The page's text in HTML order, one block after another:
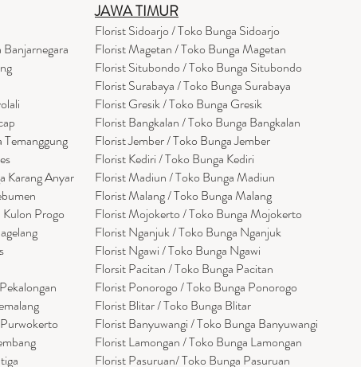
Karang Anyar
Progo
JAWA TIMUR
Florist Sidoarjo / Toko Bunga Sidoarjo
Florist Magetan / Toko Bunga Magetan
Florist Situbondo / Toko Bunga Situbondo
Florist Surabaya / Toko Bunga Surabaya
Florist Gresik / Toko Bunga Gresik
FloristBangkalan / Toko Bunga Bangkalan
Florist Jember / Toko Bunga Jember
Florist Kediri / Toko Bunga Kediri
Florist Madiun / Toko Bunga Madiun
Florist Malang / Toko Bunga Malang
Florist Mojokerto / Toko Bunga Mojokerto
Florist Nganjuk / Toko Bunga Nganjuk
Florist Ngawi /Toko Bunga Ngawi
Florsit Pacitan / Toko Bunga Pacitan
Florist Ponorogo / Toko Bunga Ponorogo
Florist Blitar / Toko Bunga Blitar
Florist Banyuwangi / Toko Bunga Banyuwangi
Florist Lamongan / Toko Bunga Lamongan
Florist Pasuruan/ Toko Bunga Pasuruan